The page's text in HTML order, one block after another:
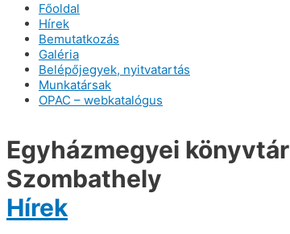
Főoldal
Hírek
Bemutatkozás
Galéria
Belépőjegyek, nyitvatartás
Munkatársak
OPAC – webkatalógus
Egyházmegyei könyvtár
Szombathely
Hírek